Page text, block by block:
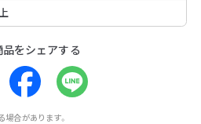
品をシェアする
合があります。